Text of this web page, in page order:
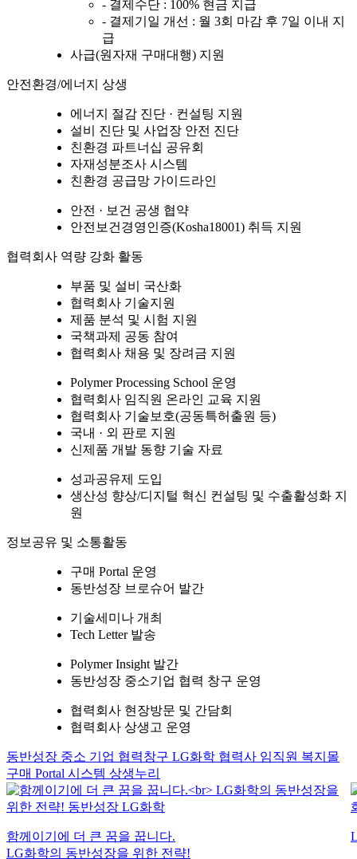
- 결제수단 : 100% 현금 지급
- 결제기일 개선 : 월 3회 마감 후 7일 이내 지
급
사급(원자재 구매대행) 지원
안전환경/에너지 상생
에너지 절감 진단 · 컨설팅 지원
설비 진단 및 사업장 안전 진단
친환경 파트너십 공유회
자재성분조사 시스템
친환경 공급망 가이드라인
안전 · 보건 공생 협약
안전보건경영인증(Kosha18001) 취득 지원
협력회사 역량 강화 활동
부품 및 설비 국산화
협력회사 기술지원
제품 분석 및 시험 지원
국책과제 공동 참여
협력회사 채용 및 장려금 지원
Polymer Processing School 운영
협력회사 임직원 온라인 교육 지원
협력회사 기술보호(공동특허출원 등)
국내 · 외 판로 지원
신제품 개발 동향 기술 자료
성과공유제 도입
생산성 향상/디지털 혁신 컨설팅 및 수출활성화 지
원
정보공유 및 소통활동
구매 Portal 운영
동반성장 브로슈어 발간
기술세미나 개최
Tech Letter 발송
Polymer Insight 발간
동반성장 중소기업 협력 창구 운영
협력회사 현장방문 및 간담회
협력회사 상생고 운영
동반성장 중소 기업 협력창구 LG화학 협력사 임직원 복지몰
구매 Portal 시스템 상생누리
함께이기에 더 큰 꿈을 꿉니다.
LG화학의 동반성장을 위한 전략!